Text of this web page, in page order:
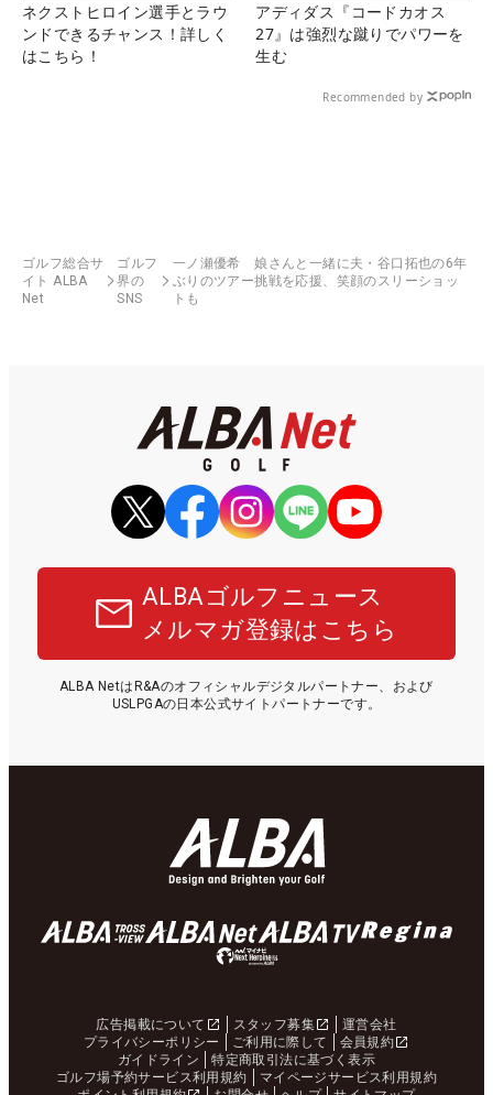
ネクストヒロイン選手とラウ
ンドできるチャンス！詳しく
はこちら！
アディダス『コードカオス
27』は強烈な蹴りでパワーを
生む
Recommended by
ゴルフ総合サ
イト ALBA
Net
ゴルフ
界の
SNS
一ノ瀬優希 娘さんと一緒に夫・谷口拓也の6年
ぶりのツアー挑戦を応援、笑顔のスリーショッ
トも
ALBAゴルフニュース
メルマガ登録はこちら
ALBA NetはR&Aのオフィシャルデジタルパートナー、および
USLPGAの日本公式サイトパートナーです。
広告掲載について スタッフ募集
運営会社
プライバシーポリシー
ご利用に際して
会員規約
ガイドライン
特定商取引法に基づく表示
ゴルフ場予約サービス利用規約
マイページサービス利用規約